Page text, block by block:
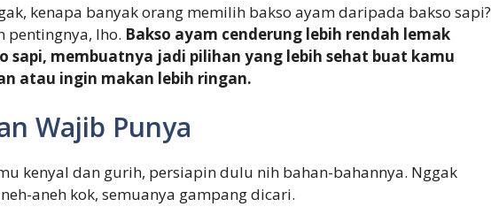
kenapa banyak orang memilih bakso ayam daripada bakso sapi?
pentingnya, lho. Bakso ayam cenderung lebih rendah lemak
sapi, membuatnya jadi pilihan yang lebih sehat buat kamu
atau ingin makan lebih ringan.
Wajib Punya
kenyal dan gurih, persiapin dulu nih bahan-bahannya. Nggak
aneh kok, semuanya gampang dicari.